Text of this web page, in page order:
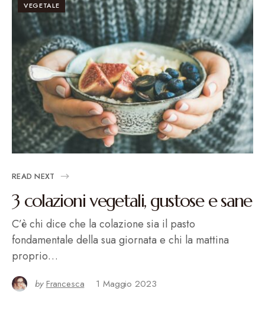
VEGETALE
READ NEXT
3 colazioni vegetali, gustose e sane
C’è chi dice che la colazione sia il pasto
fondamentale della sua giornata e chi la mattina
proprio…
by Francesca 1 Maggio 2023